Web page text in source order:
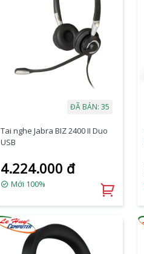
ĐÃ BÁN: 35
Tai nghe Jabra BIZ 2400 II Duo
USB
4.224.000 đ
Mới 100%